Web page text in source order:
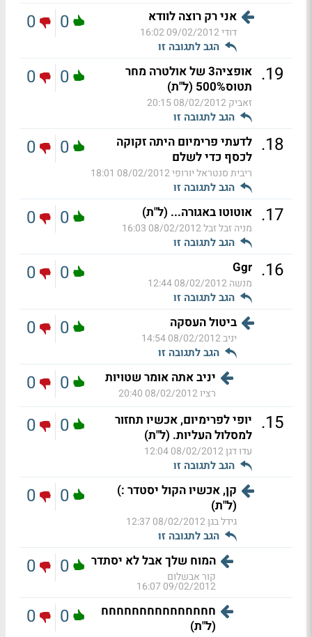
אני רק רוצה לוודא
דודי09/02/2012 16:02
הגב לתגובה זו
0
0
19
.
אופציה3 של אולטרה מחר
תטוס500% (ל"ת)
זאביק08/02/2012 20:15
הגב לתגובה זו
0
0
18
. לדעתי פרימיום היתה זקוקה
לכסף כדי לשלם
ריבית סנטראל יורופי08/02/2012 18:01
הגב לתגובה זו
0
0
17
. אוטוטו באגורה... (ל"ת)
מניה זבל זבל08/02/2012 16:03
הגב לתגובה זו
0
0
16
.
Ggr
מנשה08/02/2012 12:44
הגב לתגובה זו
0
0
ביטול העסקה
יניב08/02/2012 14:54
הגב לתגובה זו
0
0
יניב אתה אומר שטויות
רציו08/02/2012 20:40
0
0
15
. יופי לפרימיום, אכשיו תחזור
למסלול העליות. (ל"ת)
עדו דגן08/02/2012 12:04
הגב לתגובה זו
0
0
קן, אכשיו הקול יסטדר :)
(ל"ת)
גידל בגן08/02/2012 12:37
הגב לתגובה זו
0
0
המוח שלך אבל לא יסתדר
קור אבשלום
09/02/2012 16:07
0
0
חחחחחחחחחחחחחחח
(ל"ת)
0
0